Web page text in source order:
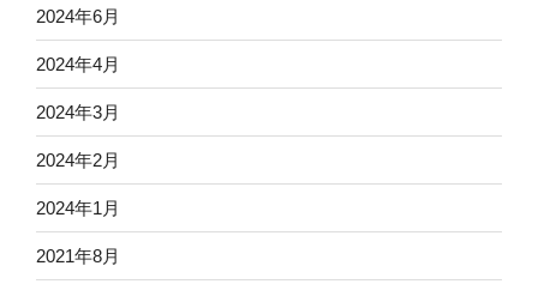
2024年6月
2024年4月
2024年3月
2024年2月
2024年1月
2021年8月